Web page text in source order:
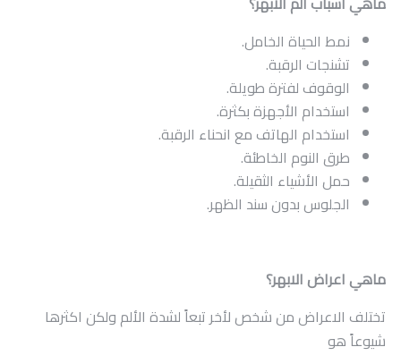
نمط الحياة الخامل.
تشنجات الرقبة.
الوقوف لفترة طويلة.
استخدام الأجهزة بكثرة.
استخدام الهاتف مع انحناء الرقبة.
طرق النوم الخاطئة.
حمل الأشياء الثقيلة.
الجلوس بدون سند الظهر.
ماهي اعراض الابهر؟
تختلف الاعراض من شخص لأخر تبعاً لشدة الألم ولكن اكثرها
شيوعاً هو